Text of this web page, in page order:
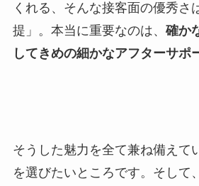
くれる、そんな接客面の優秀さ
提」。本当に重要なのは、 確か
してきめの細かなアフターサポ
そうした魅力を全て兼ね備えて
を選びたいところです。そして